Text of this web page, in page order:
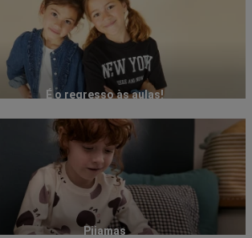
É o regresso às aulas!
Pijamas